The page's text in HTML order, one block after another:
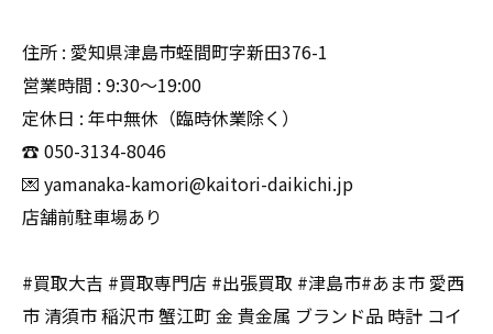
住所 : 愛知県津島市蛭間町字新田376-1
営業時間 : 9:30〜19:00
定休日 : 年中無休（臨時休業除く）
☎️ 050-3134-8046
💌 yamanaka-kamori@kaitori-daikichi.jp
店舗前駐車場あり
#買取大吉 #買取専門店 #出張買取 #津島市#あま市 愛西
市 清須市 稲沢市 蟹江町 金 貴金属 ブランド品 時計 コイ